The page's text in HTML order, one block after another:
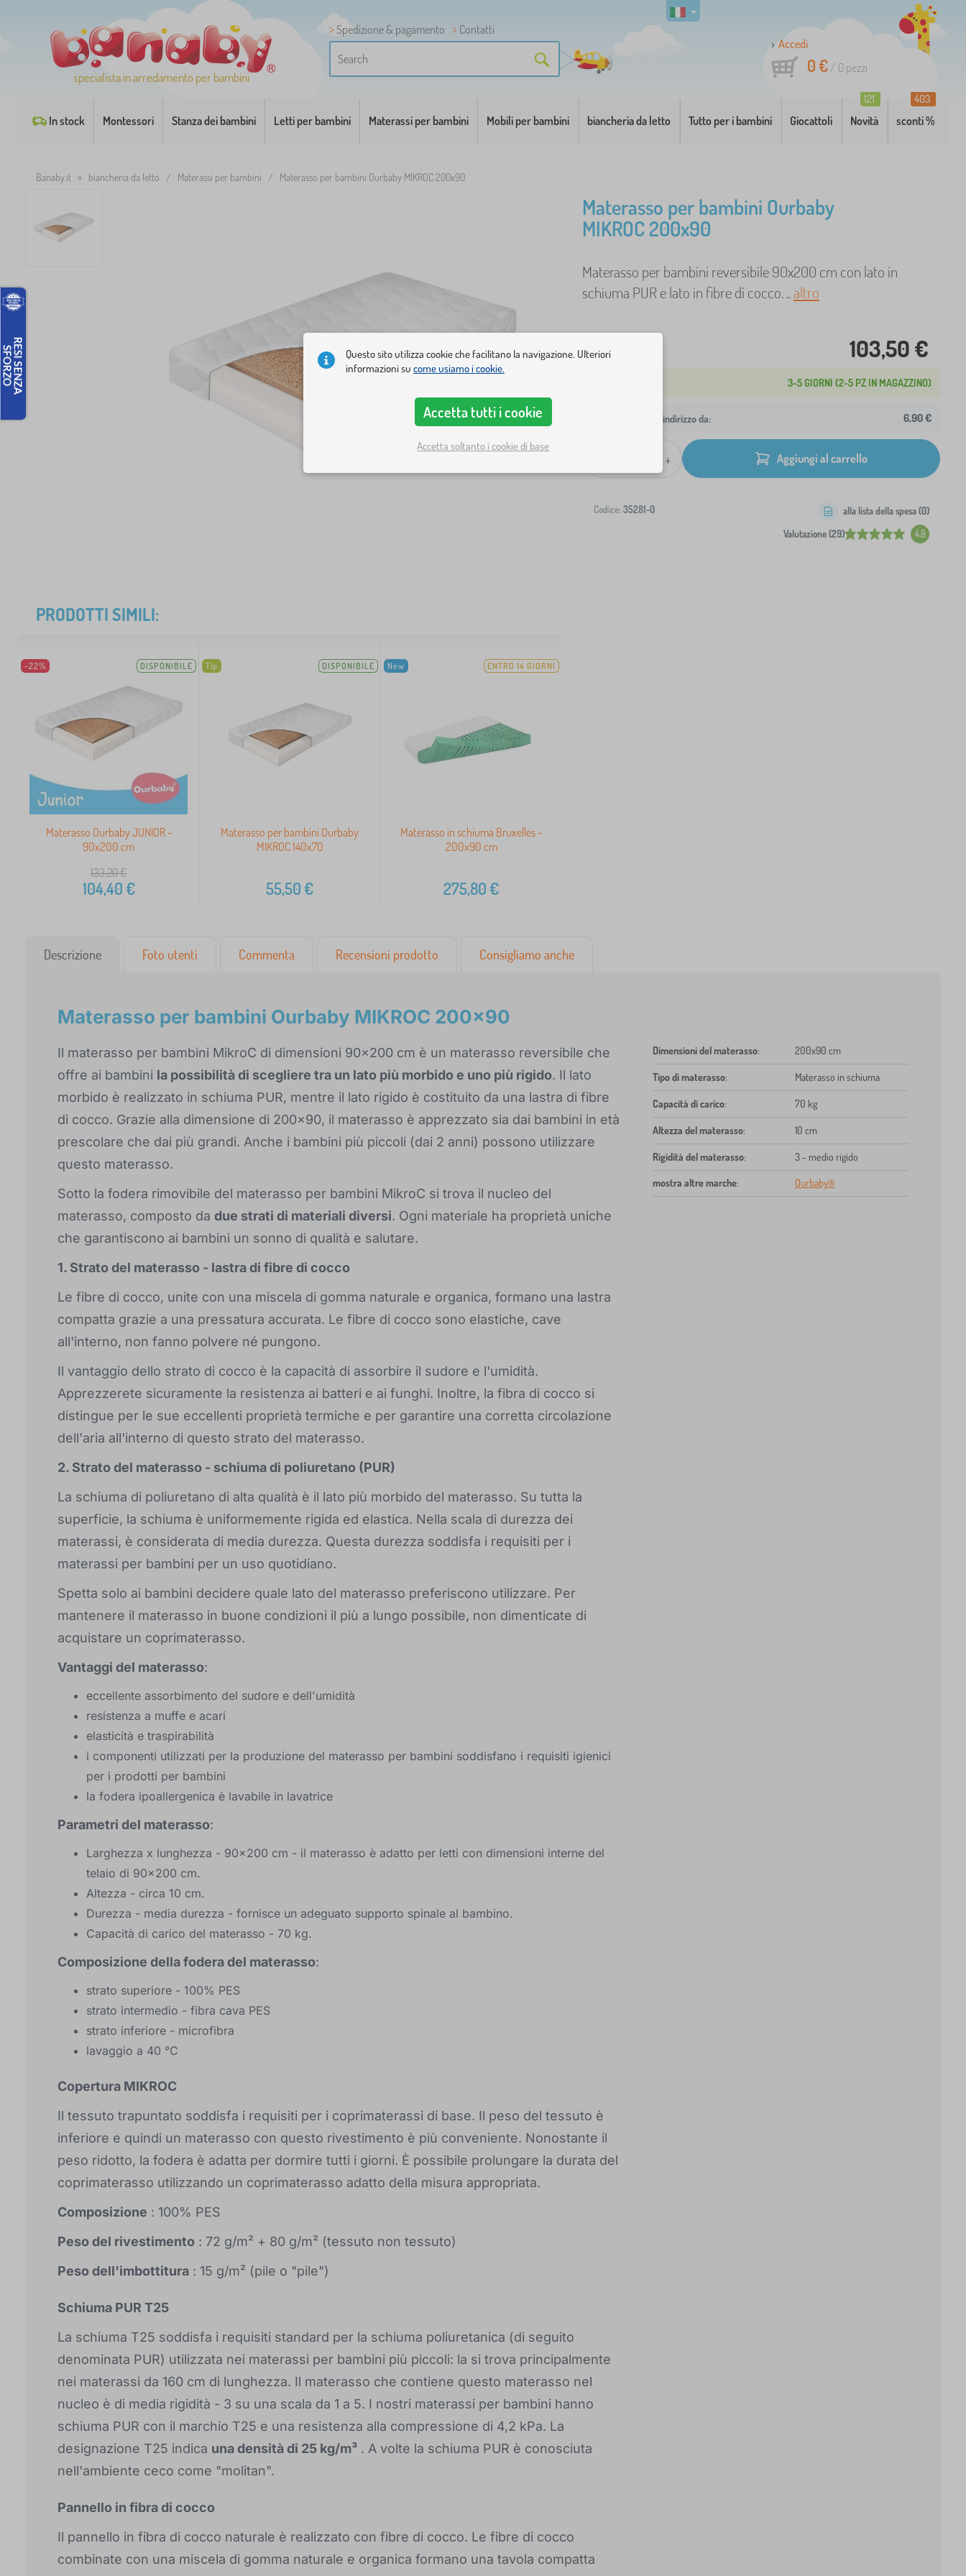
specialista in arredamento per bambini
Spedizione & pagamento
Contatti
Accedi
0 €/ 0 pezzi
In stock Montessori Stanza dei bambini Letti per bambini Materassi per bambini Mobili per bambini biancheria da letto Tutto per i bambini Giocattoli Novità
121
sconti %
403
Banaby.it » biancheria da letto / Materassi per bambini / Materasso per bambini Ourbaby MIKROC 200x90
Materasso per bambini Ourbaby
MIKROC 200x90
Materasso per bambini reversibile 90x200 cm con lato in
schiuma PUR e lato in fibre di cocco. ..altro
103,50 €
3-5 GIORNI (2-5 PZ IN MAGAZZINO)
Spedizione al tuo indirizzo da: 6,90 €
+ Aggiungi al carrello
Codice: 35281-0
Valutazione (29) 4.8
alla lista della spesa (0)
PRODOTTI SIMILI:
-22% DISPONIBILE
Materasso Ourbaby JUNIOR -
90x200 cm
133,20€
104,40€
Tip DISPONIBILE
Materasso per bambini Ourbaby
MIKROC 140x70
55,50€
New ENTRO 14 GIORNI
Materasso in schiuma Bruxelles -
200x90 cm
275,80€
Descrizione Foto utenti Commenta Recensioni prodotto Consigliamo anche
Materasso per bambini Ourbaby MIKROC 200x90
Il materasso per bambini MikroC di dimensioni 90x200 cm è un materasso reversibile che
offre ai bambini la possibilità di scegliere tra un lato più morbido e uno più rigido. Il lato
morbido è realizzato in schiuma PUR, mentre il lato rigido è costituito da una lastra di fibre
di cocco. Grazie alla dimensione di 200x90, il materasso è apprezzato sia dai bambini in età
prescolare che dai più grandi. Anche i bambini più piccoli (dai 2 anni) possono utilizzare
questo materasso.
Sotto la fodera rimovibile del materasso per bambini MikroC si trova il nucleo del
materasso, composto da due strati di materiali diversi. Ogni materiale ha proprietà uniche
che garantiscono ai bambini un sonno di qualità e salutare.
1. Strato del materasso - lastra di fibre di cocco
Le fibre di cocco, unite con una miscela di gomma naturale e organica, formano una lastra
compatta grazie a una pressatura accurata. Le fibre di cocco sono elastiche, cave
all'interno, non fanno polvere né pungono.
Il vantaggio dello strato di cocco è la capacità di assorbire il sudore e l'umidità.
Apprezzerete sicuramente la resistenza ai batteri e ai funghi. Inoltre, la fibra di cocco si
distingue per le sue eccellenti proprietà termiche e per garantire una corretta circolazione
dell'aria all'interno di questo strato del materasso.
2. Strato del materasso - schiuma di poliuretano (PUR)
La schiuma di poliuretano di alta qualità è il lato più morbido del materasso. Su tutta la
superficie, la schiuma è uniformemente rigida ed elastica. Nella scala di durezza dei
materassi, è considerata di media durezza. Questa durezza soddisfa i requisiti per i
materassi per bambini per un uso quotidiano.
Spetta solo ai bambini decidere quale lato del materasso preferiscono utilizzare. Per
mantenere il materasso in buone condizioni il più a lungo possibile, non dimenticate di
acquistare un coprimaterasso.
Vantaggi del materasso:
eccellente assorbimento del sudore e dell'umidità
resistenza a muffe e acari
elasticità e traspirabilità
i componenti utilizzati per la produzione del materasso per bambini soddisfano i requisiti igienici
per i prodotti per bambini
la fodera ipoallergenica è lavabile in lavatrice
Parametri del materasso:
Larghezza x lunghezza - 90x200 cm - il materasso è adatto per letti con dimensioni interne del
telaio di 90x200 cm.
Altezza - circa 10 cm.
Durezza - media durezza - fornisce un adeguato supporto spinale al bambino.
Capacità di carico del materasso - 70 kg.
Composizione della fodera del materasso:
strato superiore - 100% PES
strato intermedio - fibra cava PES
strato inferiore - microfibra
lavaggio a 40 °C
Copertura MIKROC
Il tessuto trapuntato soddisfa i requisiti per i coprimaterassi di base. Il peso del tessuto è
inferiore e quindi un materasso con questo rivestimento è più conveniente. Nonostante il
peso ridotto, la fodera è adatta per dormire tutti i giorni. È possibile prolungare la durata del
coprimaterasso utilizzando un coprimaterasso adatto della misura appropriata.
Composizione : 100% PES
Peso del rivestimento : 72 g/m² + 80 g/m² (tessuto non tessuto)
Peso dell'imbottitura : 15 g/m² (pile o "pile")
Schiuma PUR T25
La schiuma T25 soddisfa i requisiti standard per la schiuma poliuretanica (di seguito
denominata PUR) utilizzata nei materassi per bambini più piccoli: la si trova principalmente
nei materassi da 160 cm di lunghezza. Il materasso che contiene questo materasso nel
nucleo è di media rigidità - 3 su una scala da 1 a 5. I nostri materassi per bambini hanno
schiuma PUR con il marchio T25 e una resistenza alla compressione di 4,2 kPa. La
designazione T25 indica una densità di 25 kg/m³ . A volte la schiuma PUR è conosciuta
nell'ambiente ceco come "molitan".
Pannello in fibra di cocco
Il pannello in fibra di cocco naturale è realizzato con fibre di cocco. Le fibre di cocco
combinate con una miscela di gomma naturale e organica formano una tavola compatta
Dimensioni del materasso: 200x90 cm
Tipo di materasso: Materasso in schiuma
Capacità di carico: 70 kg
Altezza del materasso: 10 cm
Rigidità del materasso: 3 - medio rigido
mostra altre marche: Ourbaby®
Questo sito utilizza cookie che facilitano la navigazione. Ulteriori
informazioni su come usiamo i cookie.
Accetta tutti i cookie
Accetta soltanto i cookie di base